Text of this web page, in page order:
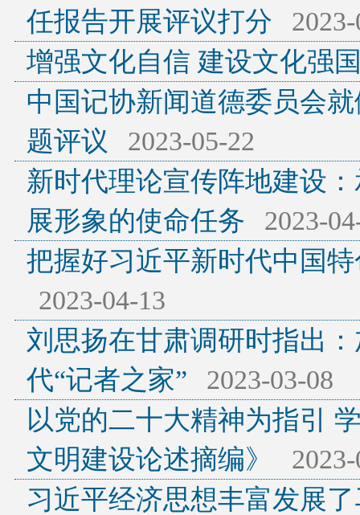
任报告开展评议打分
增强文化自信 建设文化强
中国记协新闻道德委员会
题评议
2023-05-22
新时代理论宣传阵地建设
展形象的使命任务
2023-
把握好习近平新时代中国
2023-04-13
刘思扬在甘肃调研时指出
代“记者之家”
2023-03-08
以党的二十大精神为指引
文明建设论述摘编》
习近平经济思想丰富发展